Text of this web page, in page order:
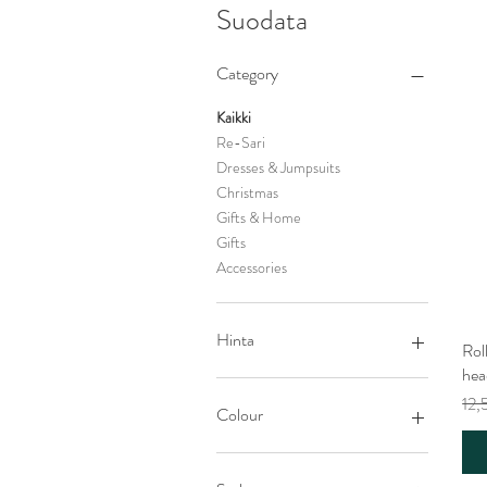
Suodata
Category
Kaikki
Re-Sari
Dresses & Jumpsuits
Christmas
Gifts & Home
Gifts
Accessories
Hinta
2 £
Colour